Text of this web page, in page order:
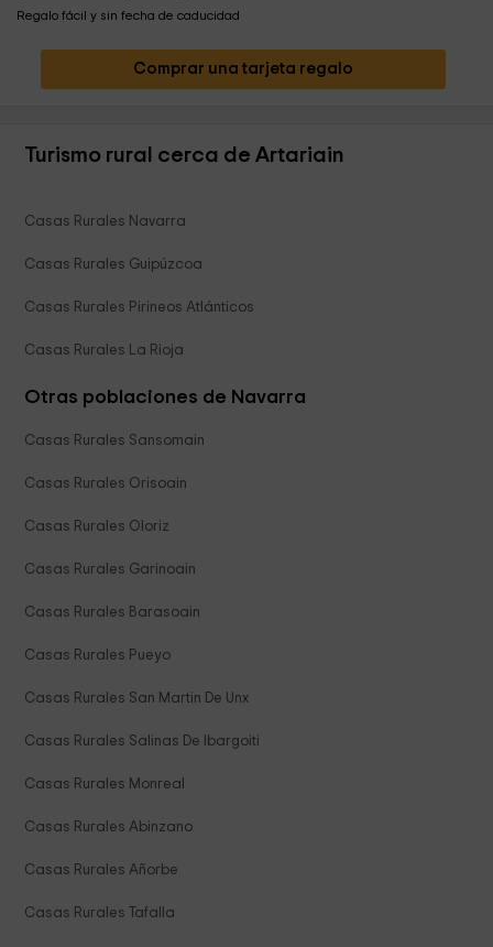
Regalo fácil y sin fecha de caducidad
Comprar una tarjeta regalo
Turismo rural cerca de Artariain
Casas Rurales Navarra
Casas Rurales Guipúzcoa
Casas Rurales Pirineos Atlánticos
Casas Rurales La Rioja
Otras poblaciones de Navarra
Casas Rurales Sansomain
Casas Rurales Orisoain
Casas Rurales Oloriz
Casas Rurales Garinoain
Casas Rurales Barasoain
Casas Rurales Pueyo
Casas Rurales San Martin De Unx
Casas Rurales Salinas De Ibargoiti
Casas Rurales Monreal
Casas Rurales Abinzano
Casas Rurales Añorbe
Casas Rurales Tafalla